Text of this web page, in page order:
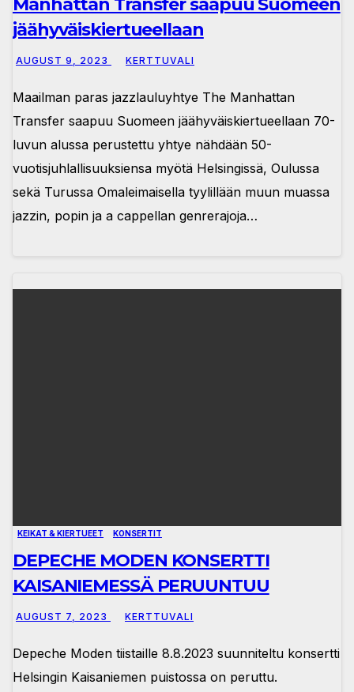
Manhattan Transfer saapuu Suomeen
jäähyväiskiertueellaan
AUGUST 9, 2023 KERTTUVALI
Maailman paras jazzlauluyhtye The Manhattan
Transfer saapuu Suomeen jäähyväiskiertueellaan 70-
luvun alussa perustettu yhtye nähdään 50-
vuotisjuhlallisuuksiensa myötä Helsingissä, Oulussa
sekä Turussa Omaleimaisella tyylillään muun muassa
jazzin, popin ja a cappellan genrerajoja…
KEIKAT & KIERTUEET KONSERTIT
DEPECHE MODEN KONSERTTI
KAISANIEMESSÄ PERUUNTUU
AUGUST 7, 2023 KERTTUVALI
Depeche Moden tiistaille 8.8.2023 suunniteltu konsertti
Helsingin Kaisaniemen puistossa on peruttu.